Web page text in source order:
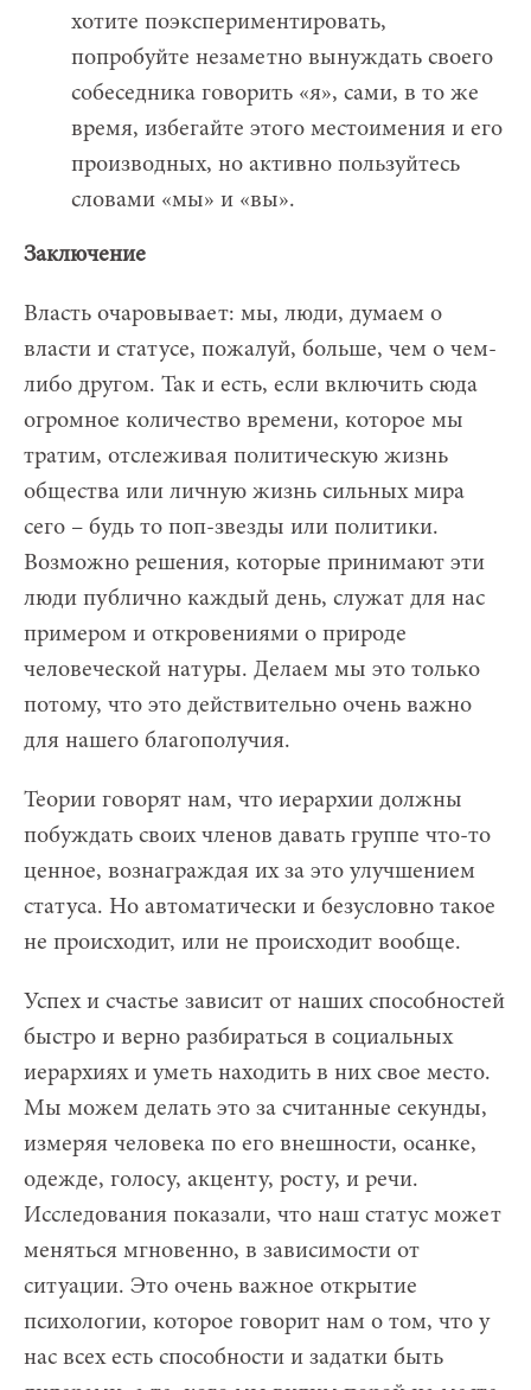
хотите поэкспериментировать,
попробуйте незаметно вынуждать своего
собеседника говорить «я», сами, в то же
время, избегайте этого местоимения и его
производных, но активно пользуйтесь
словами «мы» и «вы».
Заключение
Власть очаровывает: мы, люди, думаем о
власти и статусе, пожалуй, больше, чем о чем-
либо другом. Так и есть, если включить сюда
огромное количество времени, которое мы
тратим, отслеживая политическую жизнь
общества или личную жизнь сильных мира
сего – будь то поп-звезды или политики.
Возможно решения, которые принимают эти
люди публично каждый день, служат для нас
примером и откровениями о природе
человеческой натуры. Делаем мы это только
потому, что это действительно очень важно
для нашего благополучия.
Теории говорят нам, что иерархии должны
побуждать своих членов давать группе что-то
ценное, вознаграждая их за это улучшением
статуса. Но автоматически и безусловно такое
не происходит, или не происходит вообще.
Успех и счастье зависит от наших способностей
быстро и верно разбираться в социальных
иерархиях и уметь находить в них свое место.
Мы можем делать это за считанные секунды,
измеряя человека по его внешности, осанке,
одежде, голосу, акценту, росту, и речи.
Исследования показали, что наш статус может
меняться мгновенно, в зависимости от
ситуации. Это очень важное открытие
психологии, которое говорит нам о том, что у
нас всех есть способности и задатки быть